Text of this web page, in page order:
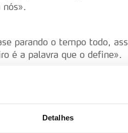
Detalhes
parando o tempo todo,
é a palavra que o define».
é muito difícil de
devagar, tive alguns